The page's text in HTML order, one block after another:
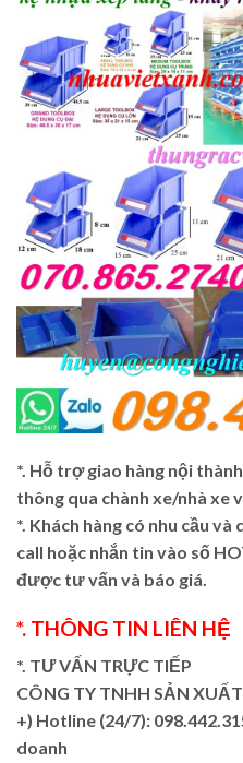
*. Hỗ trợ giao hàng nội
thông qua chành xe/nhà xe
*. Khách hàng có nhu cầu
call hoặc nhắn tin vào số
được tư vấn và báo giá.
*. THÔNG TIN LIÊN HỆ
*. TƯ VẤN TRỰC TIẾP
CÔNG TY TNHH SẢN
+) Hotline (24/7):
doanh